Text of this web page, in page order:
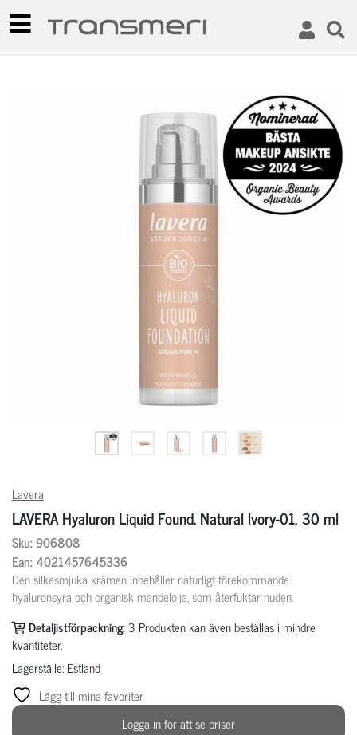
Lavera
LAVERA Hyaluron Liquid Found. Natural Ivory-01, 30 ml
Sku: 906808
Ean: 4021457645336
Den silkesmjuka krämen innehåller naturligt förekommande
hyaluronsyra och organisk mandelolja, som återfuktar huden.
Detaljistförpackning:3 Produkten kan även beställas i mindre
kvantiteter.
Lagerställe: Estland
Lägg till mina favoriter
Logga in för att se priser